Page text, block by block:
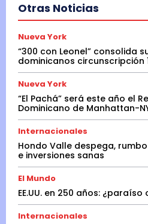
Otras Noticias
Nueva York
“300 con Leonel” consolida
dominicanos circunscripción
Nueva York
“El Pachá” será este año el
Dominicano de Manhattan-
Internacionales
Hondo Valle despega,
e inversiones sanas
El Mundo
EE.UU. en 250 años: ¿paraíso
Internacionales